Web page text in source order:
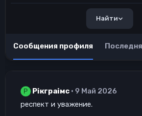
Найти
Сообщения профиля
Р Рiкграiмс
9 Май 2026
респект и уважение.